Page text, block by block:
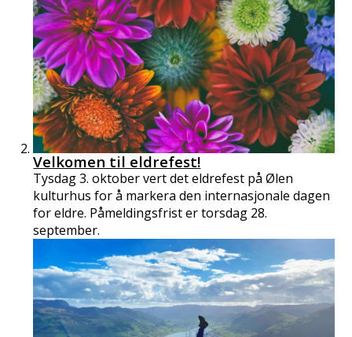
Velkomen til eldrefest!
Tysdag 3. oktober vert det eldrefest på Ølen
kulturhus for å markera den internasjonale dagen
for eldre. Påmeldingsfrist er torsdag 28.
september.​